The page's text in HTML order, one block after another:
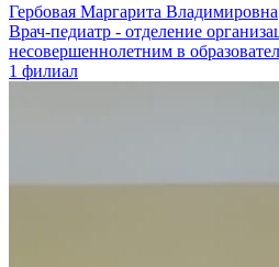
Гербовая Маргарита Владимировна
Врач-педиатр - отделение
несовершеннолетним в
1 филиал